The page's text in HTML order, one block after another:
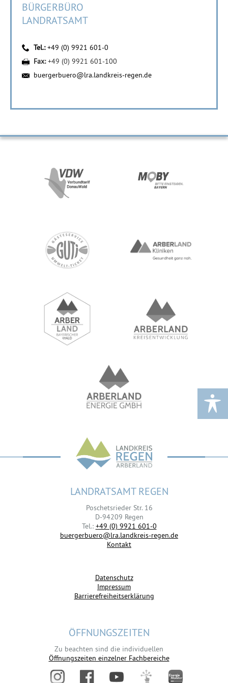
BÜRGERBÜRO
LANDRATSAMT
Tel.:+49 (0) 9921 601-0
Fax:+49 (0) 9921 601-100
buergerbuero@lra.landkreis-regen.de
LANDRATSAMT REGEN
Poschetsrieder Str. 16
D-94209 Regen
Tel.: +49 (0) 9921 601-0
buergerbuero@lra.landkreis-regen.de
Kontakt
Datenschutz
Impressum
Barrierefreiheitserklärung
ÖFFNUNGSZEITEN
Zu beachten sind die individuellen
Öffnungszeiten einzelner Fachbereiche